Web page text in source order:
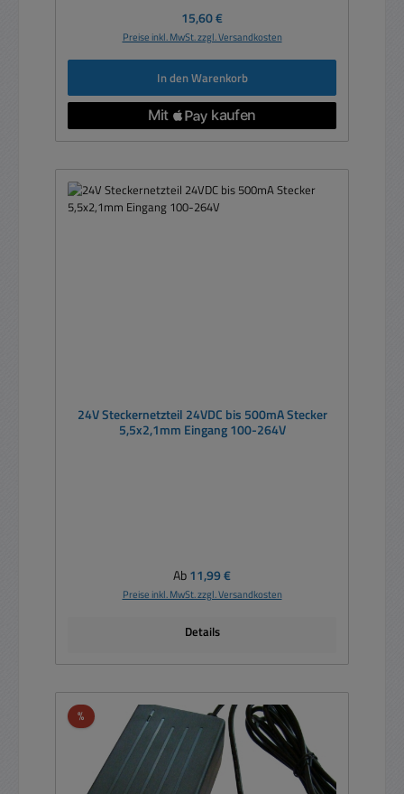
Regulärer Preis:
15,60 €
Preise inkl. MwSt. zzgl. Versandkosten
In den Warenkorb
24V Steckernetzteil 24VDC bis 500mA Stecker
5,5x2,1mm Eingang 100-264V
Regulärer Preis:
Ab11,99 €
Preise inkl. MwSt. zzgl. Versandkosten
Details
%Rabatt